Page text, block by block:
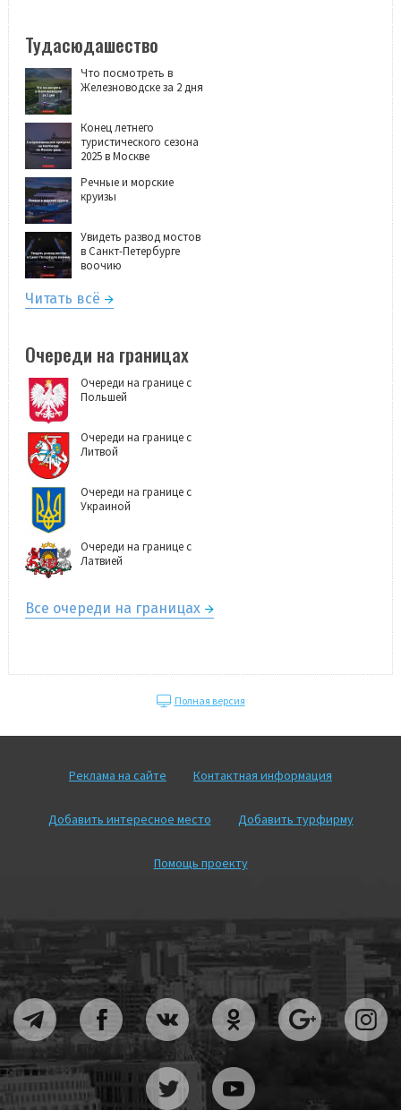
Тудасюдашество
Что посмотреть в
Железноводске за 2 дня
Конец летнего
туристического сезона
2025 в Москве
Речные и морские
круизы
Увидеть развод мостов
в Санкт-Петербурге
воочию
Читать всё
Очереди на границах
Очереди на границе с
Польшей
Очереди на границе с
Литвой
Очереди на границе с
Украиной
Очереди на границе с
Латвией
Все очереди на границах
Полная версия
Реклама на сайте Контактная информация
Добавить интересное место Добавить турфирму
Помощь проекту